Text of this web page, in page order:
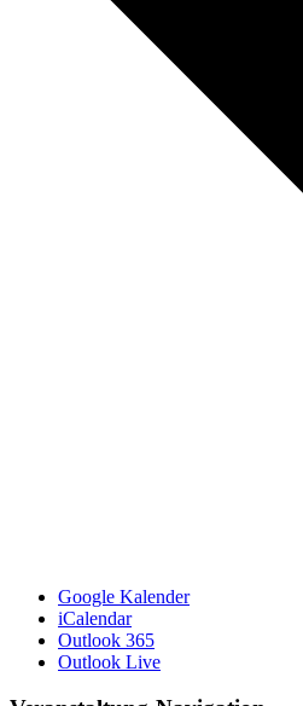
Google Kalender
iCalendar
Outlook 365
Outlook Live